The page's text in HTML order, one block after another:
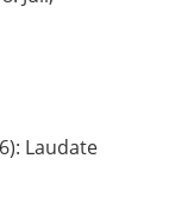
Laudate